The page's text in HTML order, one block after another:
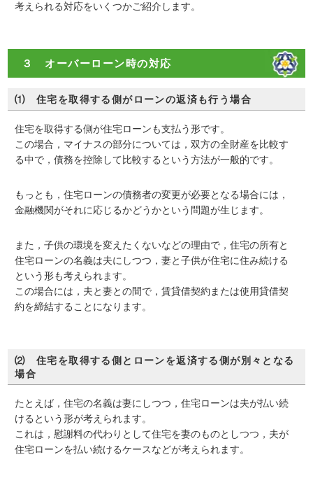
考えられる対応をいくつかご紹介します。
３ オーバーローン時の対応
⑴ 住宅を取得する側がローンの返済も行う場合
住宅を取得する側が住宅ローンも支払う形です。
この場合，マイナスの部分については，双方の全財産を比較す
る中で，債務を控除して比較するという方法が一般的です。
もっとも，住宅ローンの債務者の変更が必要となる場合には，
金融機関がそれに応じるかどうかという問題が生じます。
また，子供の環境を変えたくないなどの理由で，住宅の所有と
住宅ローンの名義は夫にしつつ，妻と子供が住宅に住み続ける
という形も考えられます。
この場合には，夫と妻との間で，賃貸借契約または使用貸借契
約を締結することになります。
⑵ 住宅を取得する側とローンを返済する側が別々となる
場合
たとえば，住宅の名義は妻にしつつ，住宅ローンは夫が払い続
けるという形が考えられます。
これは，慰謝料の代わりとして住宅を妻のものとしつつ，夫が
住宅ローンを払い続けるケースなどが考えられます。